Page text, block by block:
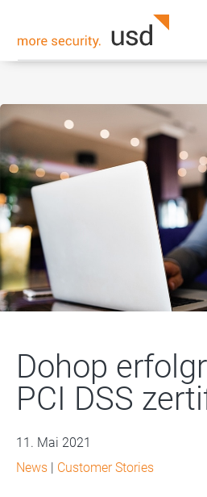
Dohop
PCI DSS
11. Mai 2021
News
Customer Stories